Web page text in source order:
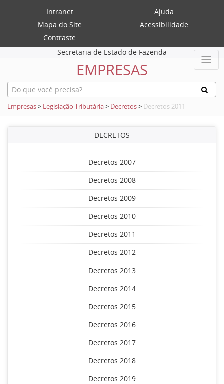
Intranet
Ajuda
Mapa do Site
Acessibilidade
Contraste
Secretaria de Estado de Fazenda
EMPRESAS
Empresas> Legislação Tributária> Decretos> Decretos 2011
DECRETOS
Decretos 2007
Decretos 2008
Decretos 2009
Decretos 2010
Decretos 2011
Decretos 2012
Decretos 2013
Decretos 2014
Decretos 2015
Decretos 2016
Decretos 2017
Decretos 2018
Decretos 2019